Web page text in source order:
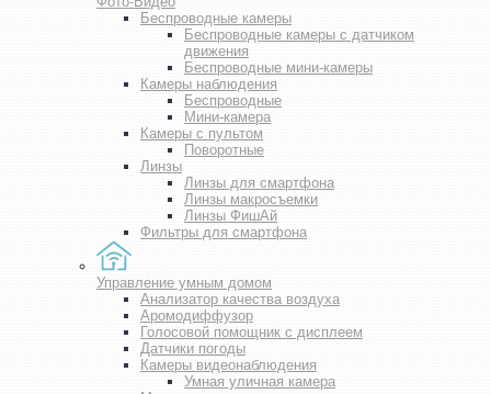
Беспроводные камеры
Беспроводные камеры с датчиком
движения
Беспроводные мини-камеры
Камеры наблюдения
Беспроводные
Мини-камера
Камеры с пультом
Поворотные
Линзы
Линзы для смартфона
Линзы макросъемки
Линзы ФишАй
Фильтры для смартфона
Управление умным домом
Анализатор качества воздуха
Аромодиффузор
Голосовой помощник с дисплеем
Датчики погоды
Камеры видеонаблюдения
Умная уличная камера